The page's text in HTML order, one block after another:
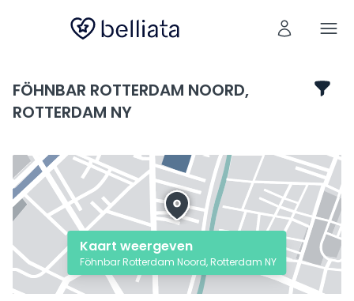
FÖHNBAR ROTTERDAM NOORD,
ROTTERDAM NY
Kaart weergeven
Föhnbar Rotterdam Noord, Rotterdam NY